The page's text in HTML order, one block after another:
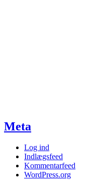
Meta
Log ind
Indlægsfeed
Kommentarfeed
WordPress.org